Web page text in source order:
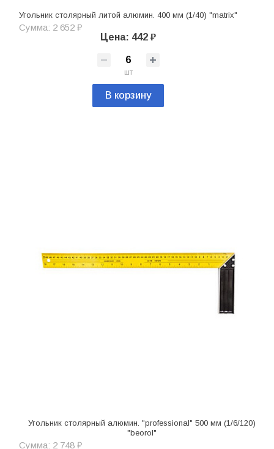
Угольник столярный литой алюмин. 400 мм (1/40) "matrix"
Сумма: 2 652 ₽
Цена: 442 ₽
шт
В корзину
Угольник столярный алюмин. "professional" 500 мм (1/6/120)
"beorol"
Сумма: 2 748 ₽